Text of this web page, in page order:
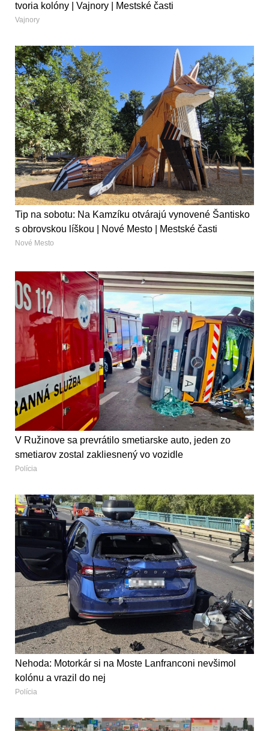
tvoria kolóny | Vajnory | Mestské časti
Vajnory
Tip na sobotu: Na Kamzíku otvárajú vynovené Šantisko
s obrovskou líškou | Nové Mesto | Mestské časti
Nové Mesto
V Ružinove sa prevrátilo smetiarske auto, jeden zo
smetiarov zostal zakliesnený vo vozidle
Polícia
Nehoda: Motorkár si na Moste Lanfranconi nevšimol
kolónu a vrazil do nej
Polícia